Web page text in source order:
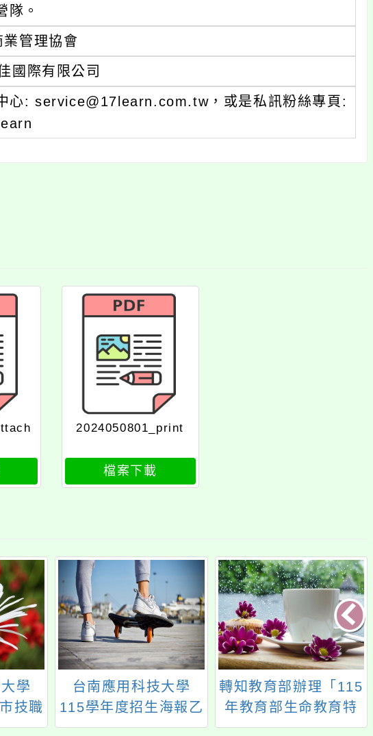
隊。
管理協會
國際有限公司
心: service@17learn.com.tw，或是私訊粉絲專頁:
2024050801_print
檔案下載
學
技職
免試
台南應用科技大學
115學年度招生海報乙
份
轉知教育部辦理「115
年教育部生命教育特
色學校及績優人員」